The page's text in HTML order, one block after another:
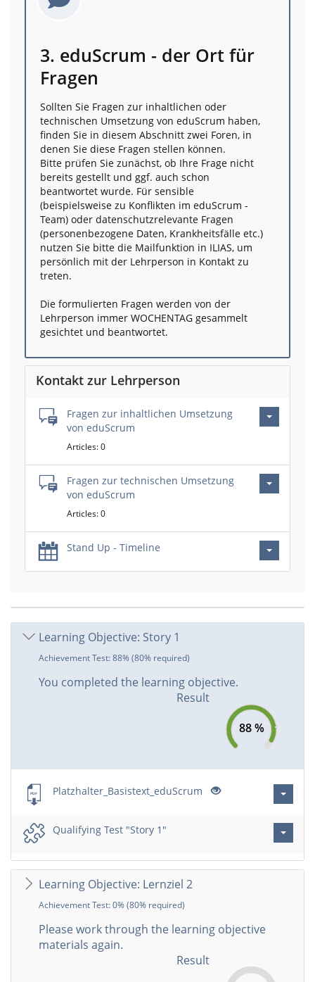
3. eduScrum - der Ort für
Fragen
Sollten Sie Fragen zur inhaltlichen oder
technischen Umsetzung von eduScrum haben,
finden Sie in diesem Abschnitt zwei Foren, in
denen Sie diese Fragen stellen können.
Bitte prüfen Sie zunächst, ob Ihre Frage nicht
bereits gestellt und ggf. auch schon
beantwortet wurde. Für sensible
(beispielsweise zu Konflikten im eduScrum -
Team) oder datenschutzrelevante Fragen
(personenbezogene Daten, Krankheitsfälle etc.)
nutzen Sie bitte die Mailfunktion in ILIAS, um
persönlich mit der Lehrperson in Kontakt zu
treten.
Die formulierten Fragen werden von der
Lehrperson immer WOCHENTAG gesammelt
gesichtet und beantwortet.
Kontakt zur Lehrperson
Fragen zur inhaltlichen Umsetzung
von eduScrum
Articles: 0
Fragen zur technischen Umsetzung
von eduScrum
Articles: 0
Stand Up - Timeline
Learning Objective: Story 1
Achievement Test: 88% (80% required)
You completed the learning objective.
88 %
Result
Platzhalter_Basistext_eduScrum
Qualifying Test "Story 1"
Learning Objective: Lernziel 2
Achievement Test: 0% (80% required)
Please work through the learning objective
materials again.
Result